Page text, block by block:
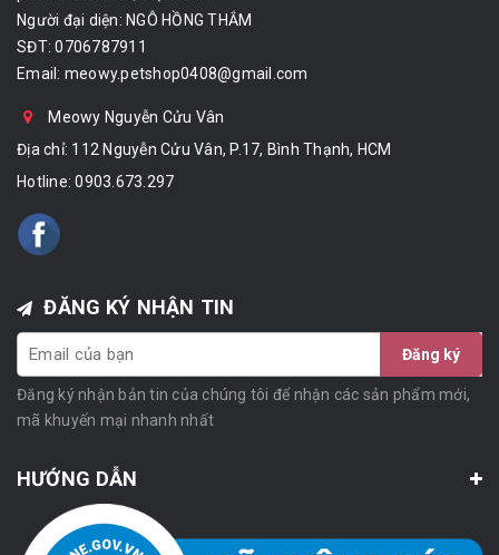
Người đại diện: NGÔ HỒNG THẮM
SĐT: 0706787911
Email: meowy.petshop0408@gmail.com
Meowy Nguyễn Cửu Vân
Địa chỉ: 112 Nguyễn Cửu Vân, P.17, Bình Thạnh, HCM
Hotline:0903.673.297
ĐĂNG KÝ NHẬN TIN
Đăng ký
Đăng ký nhận bản tin của chúng tôi để nhận các sản phẩm mới,
mã khuyến mại nhanh nhất
HƯỚNG DẪN